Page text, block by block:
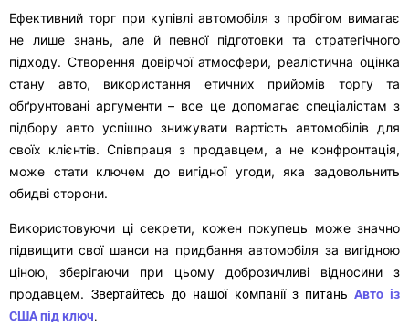
Ефективний торг при купівлі автомобіля з пробігом вимагає
не лише знань, але й певної підготовки та стратегічного
підходу. Створення довірчої атмосфери, реалістична оцінка
стану авто, використання етичних прийомів торгу та
обґрунтовані аргументи – все це допомагає спеціалістам з
підбору авто успішно знижувати вартість автомобілів для
своїх клієнтів. Співпраця з продавцем, а не конфронтація,
може стати ключем до вигідної угоди, яка задовольнить
обидві сторони.
Використовуючи ці секрети, кожен покупець може значно
підвищити свої шанси на придбання автомобіля за вигідною
ціною, зберігаючи при цьому доброзичливі відносини з
продавцем.Звертайтесь до нашої компанії з питань Авто із
США під ключ.